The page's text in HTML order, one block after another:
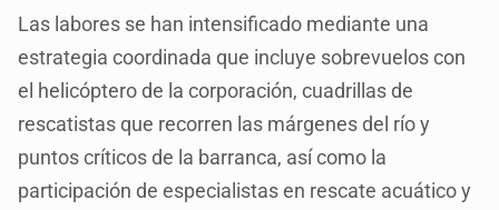
Las labores se han intensificado mediante una
estrategia coordinada que incluye sobrevuelos con
el helicóptero de la corporación, cuadrillas de
rescatistas que recorren las márgenes del río y
puntos críticos de la barranca, así como la
participación de especialistas en rescate acuático y